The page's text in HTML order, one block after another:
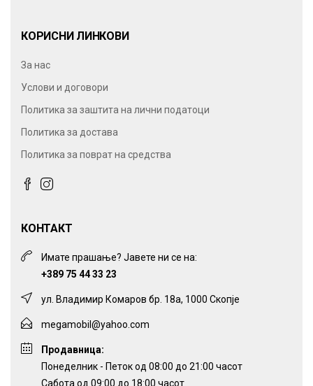
КОРИСНИ ЛИНКОВИ
За нас
Услови и договори
Политика за заштита на лични податоци
Политика за достава
Политика за поврат на средства
КОНТАКТ
Имате прашање? Јавете ни се на:
+389 75 44 33 23
ул. Владимир Комаров бр. 18а, 1000 Скопје
megamobil@yahoo.com
Продавница:
Понеделник - Петок од 08:00 до 21:00 часот
Сабота од 09:00 до 18:00 часот